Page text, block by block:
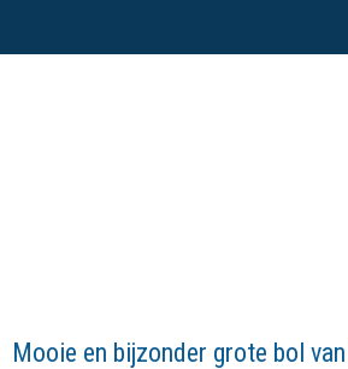
Mooie en bijzonder grote bol